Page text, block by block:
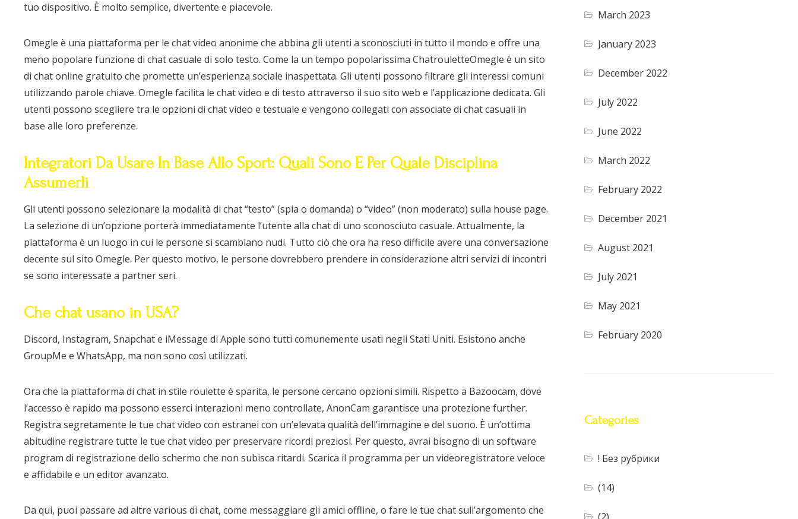
tuo dispositivo. È molto semplice, divertente e piacevole.
Omegle è una piattaforma per le chat video anonime che abbina gli utenti a sconosciuti in tutto il mondo e offre una
meno popolare funzione di chat casuale di solo testo. Come la un tempo popolarissima ChatrouletteOmegle è un sito
di chat online gratuito che promette un’esperienza sociale inaspettata. Gli utenti possono filtrare gli interessi comuni
utilizzando parole chiave. Omegle facilita le chat video e di testo attraverso il suo sito web e l’applicazione dedicata. Gli
utenti possono scegliere tra le opzioni di chat video e testuale e vengono collegati con associate di chat casuali in
base alle loro preferenze.
Integratori Da Usare In Base Allo Sport: Quali Sono E Per Quale Disciplina
Assumerli
Gli utenti possono selezionare la modalità di chat “testo” (spia o domanda) o “video” (non moderato) sulla house page.
La selezione di un’opzione porterà immediatamente l’utente alla chat di uno sconosciuto casuale. Attualmente, la
piattaforma è un luogo in cui le persone si scambiano nudi. Tutto ciò che ora ha reso difficile avere una conversazione
decente sul sito Omegle. Per questo motivo, le persone dovrebbero prendere in considerazione altri servizi di incontri
se sono interessate a partner seri.
Che chat usano in USA?
Discord, Instagram, Snapchat e iMessage di Apple sono tutti comunemente usati negli Stati Uniti. Esistono anche
GroupMe e WhatsApp, ma non sono così utilizzati.
Ora che la piattaforma di chat in stile roulette è sparita, le persone cercano opzioni simili. Rispetto a Bazoocam, dove
l’accesso è rapido ma possono esserci interazioni meno controllate, AnonCam garantisce una protezione further.
Registra segretamente le tue chat video con estranei con un’elevata qualità dell’immagine e del suono. È un’ottima
abitudine registrare tutte le tue chat video per preservare ricordi preziosi. Per questo, avrai bisogno di un software
program di registrazione dello schermo che non subisca ritardi. Scarica il programma per un videoregistratore veloce
e affidabile e un editor avanzato.
Da qui, puoi passare ad altre various di chat, come messaggiare gli amici offline, o fare le tue chat sull’argomento che
March 2023
January 2023
December 2022
July 2022
June 2022
March 2022
February 2022
December 2021
August 2021
July 2021
May 2021
February 2020
Categories
! Без рубрики
(14)